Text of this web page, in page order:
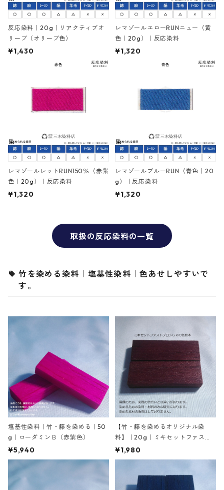
反応染料｜20g｜リアクティブオ
リーブ（オリーブ色）
¥1,430
レマゾールエローRUNニュー（黄
色｜20g）｜反応染料
¥1,320
レマゾールレットRUN150％（赤紫
色｜20g）｜反応染料
¥1,320
レマゾールブルーRUN（青色｜20
g）｜反応染料
¥1,320
取扱の反応染料の一覧
竹を染める染料｜塩基性染料｜色あせしやすいで
す。
塩基性染料｜竹・籐を染める｜50
g｜ローダミンＢ（赤紫色）
¥5,940
【竹・籐を染めるオリジナル染
料】｜20g｜ミキセットファスト
ブロンＧＲ（こげ茶色）
¥1,980